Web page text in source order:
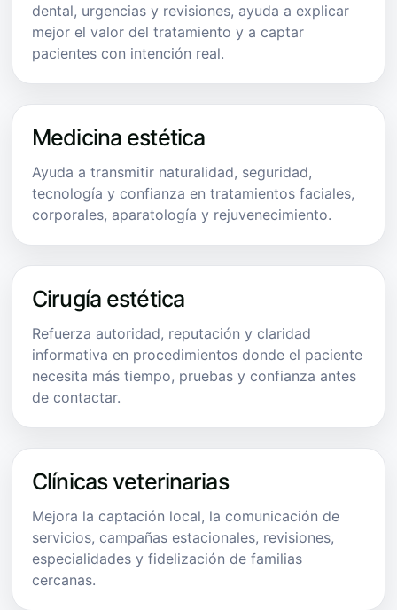
dental, urgencias y revisiones, ayuda a explicar
mejor el valor del tratamiento y a captar
pacientes con intención real.
Medicina estética
Ayuda a transmitir naturalidad, seguridad,
tecnología y confianza en tratamientos faciales,
corporales, aparatología y rejuvenecimiento.
Cirugía estética
Refuerza autoridad, reputación y claridad
informativa en procedimientos donde el paciente
necesita más tiempo, pruebas y confianza antes
de contactar.
Clínicas veterinarias
Mejora la captación local, la comunicación de
servicios, campañas estacionales, revisiones,
especialidades y fidelización de familias
cercanas.